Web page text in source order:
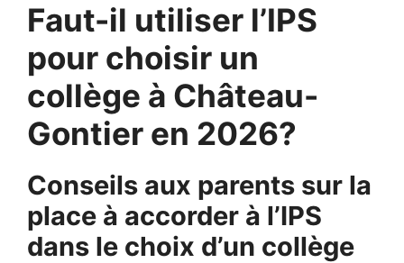
Faut-il utiliser l’IPS
pour choisir un
collège à Château-
Gontier en 2026?
Conseils aux parents sur la
place à accorder à l’IPS
dans le choix d’un collège